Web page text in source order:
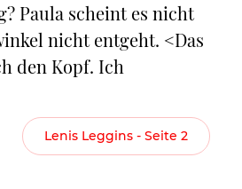
Paula scheint es nicht
nicht entgeht. <Das
den Kopf. Ich
Lenis Leggins - Seite 2